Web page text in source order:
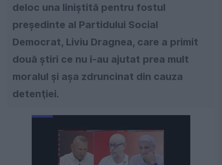
deloc una liniştită pentru fostul
preşedinte al Partidului Social
Democrat, Liviu Dragnea, care a primit
două ştiri ce nu i-au ajutat prea mult
moralul şi aşa zdruncinat din cauza
detenţiei.